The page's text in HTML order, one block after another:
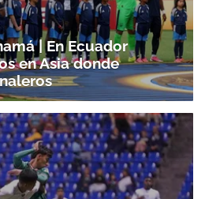
| En Ecuador
en Asia donde